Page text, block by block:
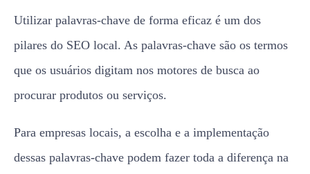
Utilizar palavras-chave de forma eficaz é um dos
pilares do SEO local. As palavras-chave são os termos
que os usuários digitam nos motores de busca ao
procurar produtos ou serviços.
Para empresas locais, a escolha e a implementação
dessas palavras-chave podem fazer toda a diferença na